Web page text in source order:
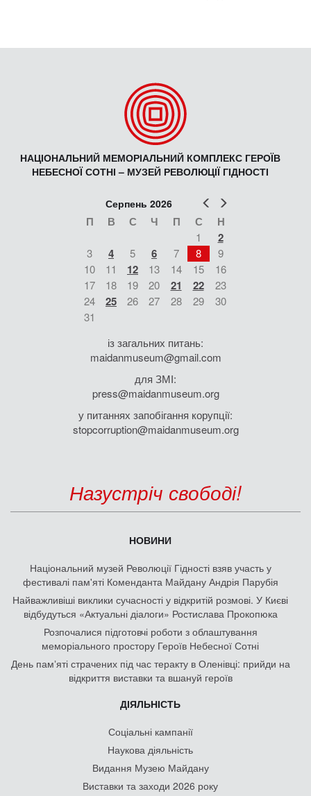
НАЦІОНАЛЬНИЙ МЕМОРІАЛЬНИЙ КОМПЛЕКС ГЕРОЇВ
НЕБЕСНОЇ СОТНІ – МУЗЕЙ РЕВОЛЮЦІЇ ГІДНОСТІ
Попер
Серпень 2026
П В С Ч П С Н
1 2
3 4 5 6 7 8
9
10
11 12 13 14 15
16
17
18 19 20 21 22
23
24
25 26 27 28 29
30
31
із загальних питань:
maidanmuseum@gmail.com
для ЗМІ:
press@maidanmuseum.org
у питаннях запобігання корупції:
stopcorruption@maidanmuseum.org
Назустріч свободі!
НОВИНИ
Національний музей Революції Гідності взяв участь у
фестивалі пам'яті Коменданта Майдану Андрія Парубія
Найважливіші виклики сучасності у відкритій розмові. У Києві
відбудуться «Актуальні діалоги» Ростислава Прокопюка
Розпочалися підготовчі роботи з облаштування
меморіального простору Героїв Небесної Сотні
День памʼяті страчених під час теракту в Оленівці: прийди на
відкриття виставки та вшануй героїв
ДІЯЛЬНІСТЬ
Соціальні кампанії
Наукова діяльність
Видання Музею Майдану
Виставки та заходи 2026 року